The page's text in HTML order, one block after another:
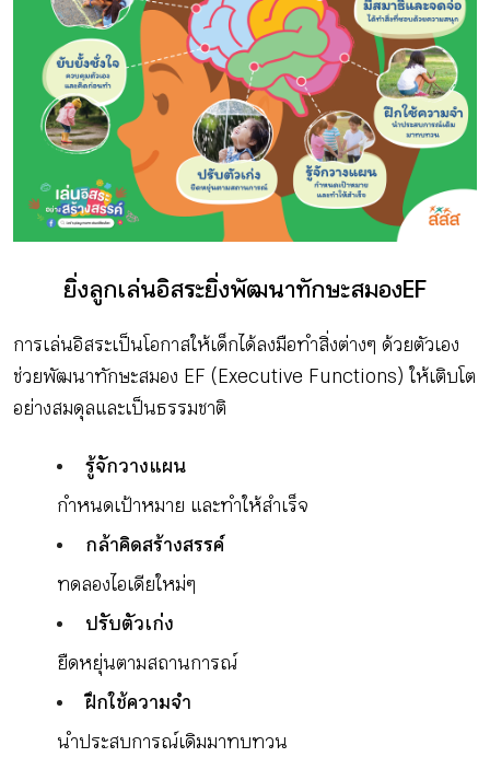
หัวข้อที่เราแนะนำ
เข้าสู่ระบบ/สมัครสมาชิก
TH EN
ยิ่งลูกเล่นอิสระ ยิ่งพัฒนาทักษะสมอง EF
การเล่นอิสระเป็นโอกาสให้เด็กได้ลงมือทำสิ่งต่างๆ ด้วยตัวเอง
ช่วยพัฒนาทักษะสมอง EF (Executive Functions) ให้เติบโต
อย่างสมดุลและเป็นธรรมชาติ
รู้จักวางแผน
กำหนดเป้าหมาย และทำให้สำเร็จ
กล้าคิดสร้างสรรค์
ทดลองไอเดียใหม่ๆ
ปรับตัวเก่ง
ยืดหยุ่นตามสถานการณ์
ฝึกใช้ความจำ
นำประสบการณ์เดิมมาทบทวน